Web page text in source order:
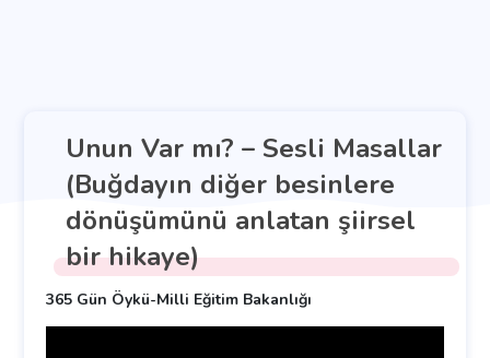
Unun Var mı? – Sesli Masallar
(Buğdayın diğer besinlere
dönüşümünü anlatan şiirsel
bir hikaye)
365 Gün Öykü-Milli Eğitim Bakanlığı